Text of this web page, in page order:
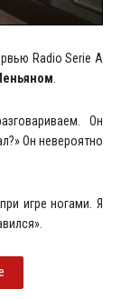
Radio Serie A
Он
Он невероятно
игре ногами. Я